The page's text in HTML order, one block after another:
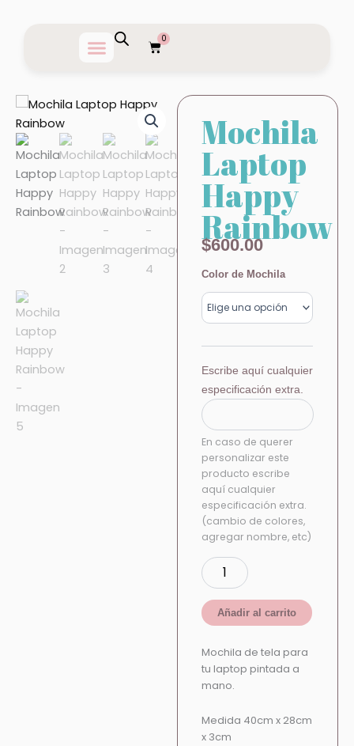
0
Carrito
Mochila
Laptop
Happy
Rainbow
$600.00
Color de Mochila
Escribe aquí cualquier
especificación extra.
En caso de querer
personalizar este
producto escribe
aquí cualquier
especificación extra.
(cambio de colores,
agregar nombre, etc)
Mochila
Happy
Rainbow
Añadir al carrito
Mochila de tela para
tu laptop pintada a
mano.
Medida 40cm x 28cm
x 3cm